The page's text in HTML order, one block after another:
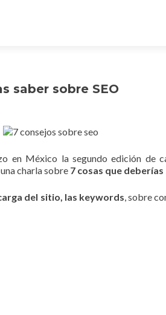
saber sobre SEO
en México la segundo edición de
charla sobre 7 cosas que
del sitio, las keywords, sobre